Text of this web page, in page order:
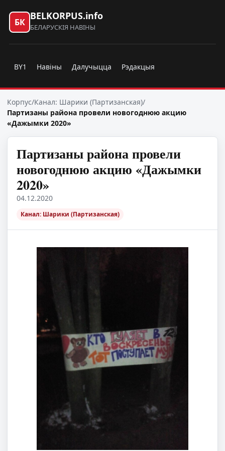
БК
BELKORPUS.info
БЕЛАРУСКІЯ НАВІНЫ
BY1 Навіны Далучыцца Рэдакцыя
Корпус/Канал: Шарики (Партизанская)/
Партизаны района провели новогоднюю акцию
«Дажымки 2020»
Партизаны района провели
новогоднюю акцию «Дажымки
2020»
04.12.2020
Канал: Шарики (Партизанская)